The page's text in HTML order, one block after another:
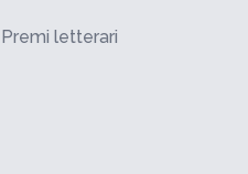
Premi letterari